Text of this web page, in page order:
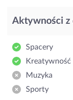
Aktywności z
Spacery
Kreatywność
Muzyka
Sporty